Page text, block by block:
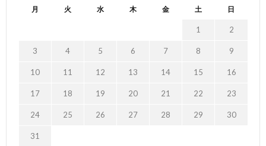
月 火 水 木 金 土 日
1 2
3 4 5 6 7 8 9
10 11 12 13 14 15 16
17 18 19 20 21 22 23
24 25 26 27 28 29 30
31